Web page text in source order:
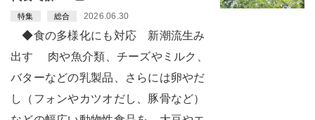
特集 総合 2026.06.30
◆食の多様化にも対応 新潮流生み
出す 肉や魚介類、チーズやミルク、
バターなどの乳製品、さらには卵やだ
し（フォンやカツオだし、豚骨など）